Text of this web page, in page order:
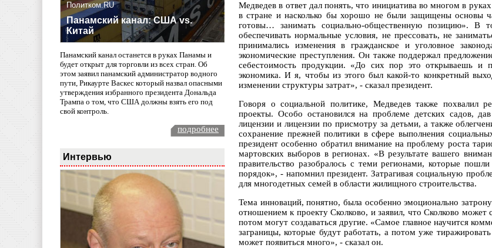
Политком.RU
Панамский канал: США vs.
Китай
Панамский канал останется в руках Панамы и
будет открыт для торговли из всех стран. Об
этом заявил панамский администратор водного
пути, Рикаурте Васкес который назвал опасными
утверждения избранного президента Дональда
Трампа о том, что США должны взять его под
свой контроль.
подробнее
Интервью
Медведев в ответ дал понять, что инициатива во многом в
в стране и насколько бы хорошо не были защищены основы
готовы… занимать социально-общественную позицию». В
обеспечивать нормальные условия, не прессовать, не
принимались изменения в гражданское и уголовное
экономические преступления. Он также поддержал
себестоимость продукции. «До сих пор это открываешь
экономика. И я, чтобы из этого был какой-то конкретный
изменении структуры затрат», - сказал президент.
Говоря о социальной политике, Медведев также похвалил
проекты. Особо остановился на проблеме детских садов,
лицензии и лицензии по присмотру за детьми, а также
сохранение прежней политики в сфере выполнения
президент особенно обратил внимание на проблему роста
мартовских выборов в регионах. «В результате вашего
правительство разобралось с теми регионами, которые
порядок», - напомнил президент. Затрагивая социальную
для многодетных семей в области жилищного строительства.
Тема инноваций, понятно, была особенно эмоционально
отношением к проекту Сколково, и заявил, что Сколково
потом могут создаваться другие. «Самое главное научится
заграницы, которые будут работать, а потом уже
может появиться много», - сказал он.